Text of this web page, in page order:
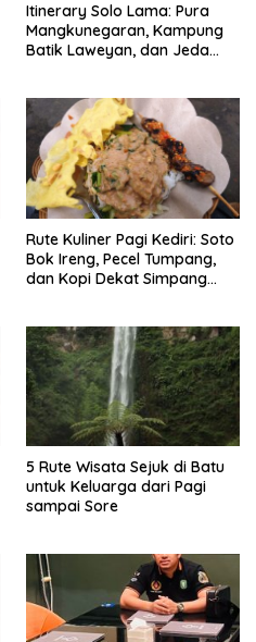
Itinerary Solo Lama: Pura
Mangkunegaran, Kampung
Batik Laweyan, dan Jeda
Rute Kuliner Pagi Kediri: Soto
Bok Ireng, Pecel Tumpang,
dan Kopi Dekat Simpang
5 Rute Wisata Sejuk di Batu
untuk Keluarga dari Pagi
sampai Sore